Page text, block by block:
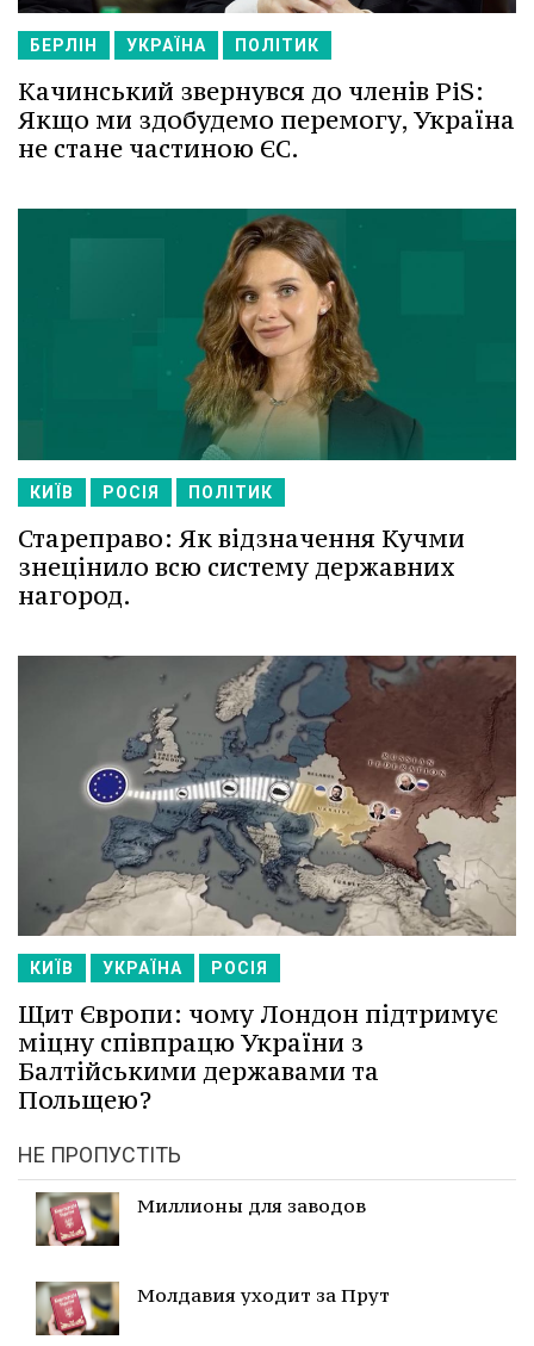
БЕРЛІН УКРАЇНА ПОЛІТИК
Качинський звернувся до членів PiS:
Якщо ми здобудемо перемогу, Україна
не стане частиною ЄС.
КИЇВ РОСІЯ ПОЛІТИК
Стареправо: Як відзначення Кучми
знецінило всю систему державних
нагород.
КИЇВ УКРАЇНА РОСІЯ
Щит Європи: чому Лондон підтримує
міцну співпрацю України з
Балтійськими державами та
Польщею?
НЕ ПРОПУСТІТЬ
Миллионы для заводов
Молдавия уходит за Прут